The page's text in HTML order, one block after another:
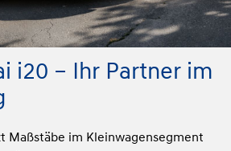
i20 – Ihr Partner im
Maßstäbe im Kleinwagensegment